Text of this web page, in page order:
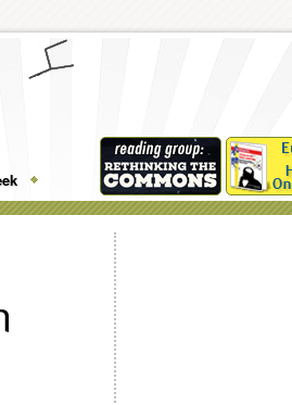
Top
Feature
Menu
Skip
to
primary
Skip
to
secondary